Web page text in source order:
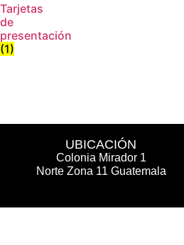
Tarjetas
de
presentación
(1)
UBICACIÓN
Colonia Mirador 1
Norte Zona 11 Guatemala